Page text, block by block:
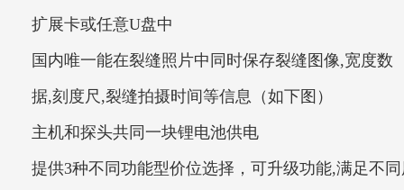
扩展卡或任意U盘中
国内唯一能在裂缝照片中同时保存裂缝图像,宽度数
据,刻度尺,裂缝拍摄时间等信息（如下图）
主机和探头共同一块锂电池供电
提供3种不同功能型价位选择，可升级功能,满足不